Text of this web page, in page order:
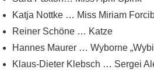
Katja Nottke … Miss Miriam
Reiner Schöne … Katze
Hannes Maurer … Wyborne
Klaus-Dieter Klebsch … Sergei